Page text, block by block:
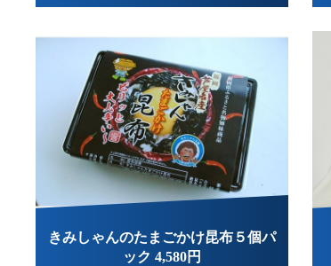
きみしゃんのたまごかけ昆布５個パ
ック 4,580円